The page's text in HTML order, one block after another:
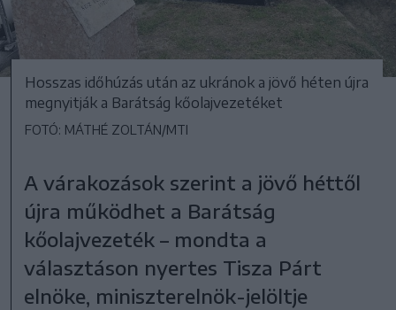
Hosszas időhúzás után az ukránok a jövő héten újra
megnyitják a Barátság kőolajvezetéket
FOTÓ: MÁTHÉ ZOLTÁN/MTI
A várakozások szerint a jövő héttől
újra működhet a Barátság
kőolajvezeték – mondta a
választáson nyertes Tisza Párt
elnöke, miniszterelnök-jelöltje